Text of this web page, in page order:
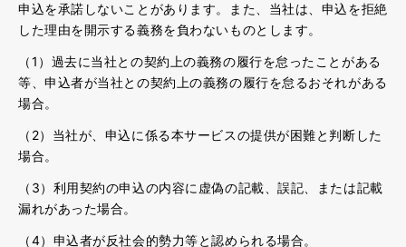
申込を承諾しないことがあります。また、当社は、申込を拒絶
した理由を開示する義務を負わないものとします。
（1）過去に当社との契約上の義務の履行を怠ったことがある
等、申込者が当社との契約上の義務の履行を怠るおそれがある
場合。
（2）当社が、申込に係る本サービスの提供が困難と判断した
場合。
（3）利用契約の申込の内容に虚偽の記載、誤記、または記載
漏れがあった場合。
（4）申込者が反社会的勢力等と認められる場合。